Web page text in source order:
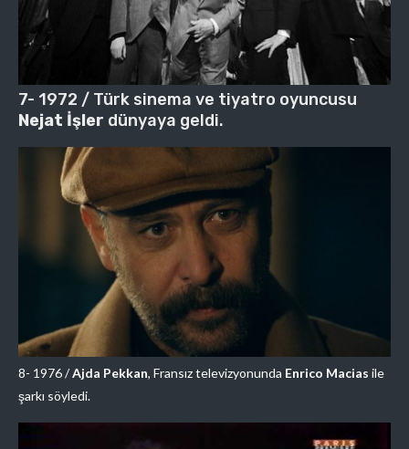
7- 1972 / Türk sinema ve tiyatro oyuncusu
Nejat İşler dünyaya geldi.
8- 1976 /Ajda Pekkan, Fransız televizyonunda Enrico Macias ile
şarkı söyledi.